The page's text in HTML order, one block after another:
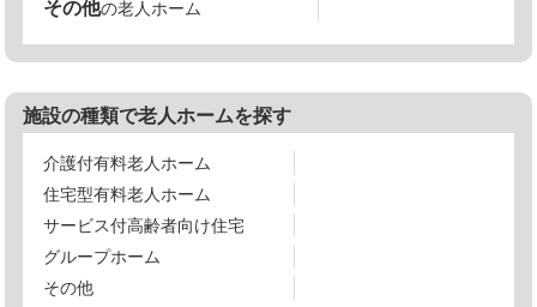
その他の老人ホーム
施設の種類で老人ホームを探す
介護付有料老人ホーム
住宅型有料老人ホーム
サービス付高齢者向け住宅
グループホーム
その他